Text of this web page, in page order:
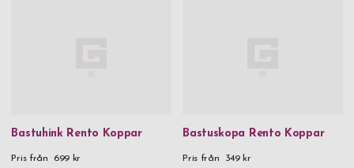
Bastuhink Rento Koppar
Pris från 699 kr
Bastuskopa Rento Koppar
Pris från 349 kr